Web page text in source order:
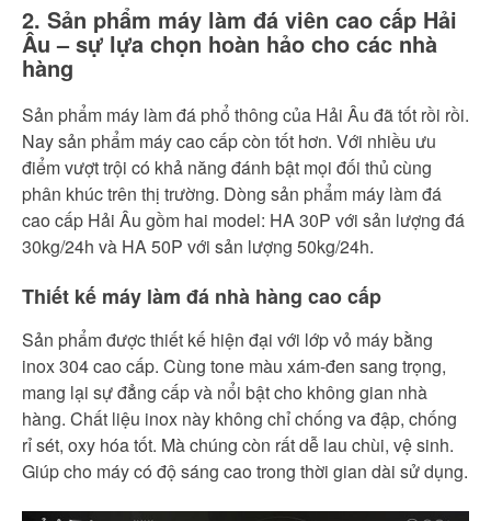
2. Sản phẩm máy làm đá viên cao cấp Hải
Âu – sự lựa chọn hoàn hảo cho các nhà
hàng
Sản phẩm máy làm đá phổ thông của Hải Âu đã tốt rồi rồi.
Nay sản phẩm máy cao cấp còn tốt hơn. Với nhiều ưu
điểm vượt trội có khả năng đánh bật mọi đối thủ cùng
phân khúc trên thị trường. Dòng sản phẩm máy làm đá
cao cấp Hải Âu gồm hai model: HA 30P với sản lượng đá
30kg/24h và HA 50P với sản lượng 50kg/24h.
Thiết kế máy làm đá nhà hàng cao cấp
Sản phẩm được thiết kế hiện đại với lớp vỏ máy bằng
inox 304 cao cấp. Cùng tone màu xám-đen sang trọng,
mang lại sự đẳng cấp và nổi bật cho không gian nhà
hàng. Chất liệu inox này không chỉ chống va đập, chống
rỉ sét, oxy hóa tốt. Mà chúng còn rất dễ lau chùi, vệ sinh.
Giúp cho máy có độ sáng cao trong thời gian dài sử dụng.